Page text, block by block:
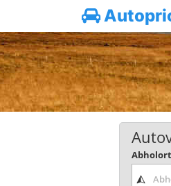
Abholort